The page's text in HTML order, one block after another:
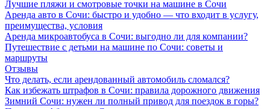
Лучшие пляжи и смотровые точки на машине в Сочи
Аренда авто в Сочи: быстро и удобно — что входит в услугу,
преимущества, условия
Аренда микроавтобуса в Сочи: выгодно ли для компании?
Путешествие с детьми на машине по Сочи: советы и
маршруты
Отзывы
Что делать, если арендованный автомобиль сломался?
Как избежать штрафов в Сочи: правила дорожного движения
Зимний Сочи: нужен ли полный привод для поездок в горы?